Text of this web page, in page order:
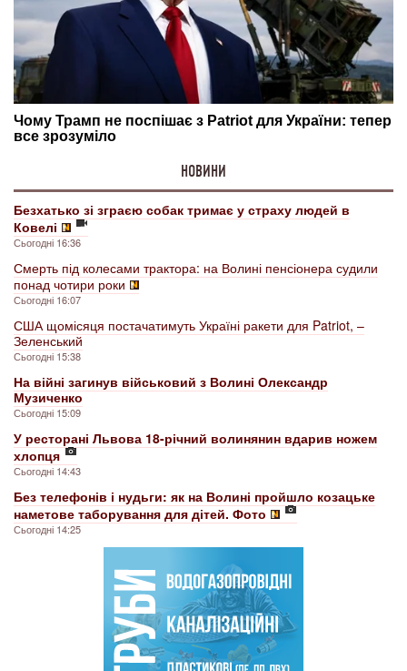
НОВИНИ
Безхатько зі зграєю собак тримає у страху людей в
Ковелі
Сьогодні 16:36
Смерть під колесами трактора: на Волині пенсіонера судили
понад чотири роки
Сьогодні 16:07
США щомісяця постачатимуть Україні ракети для Patriot, –
Зеленський
Сьогодні 15:38
На війні загинув військовий з Волині Олександр
Музиченко
Сьогодні 15:09
У ресторані Львова 18-річний волинянин вдарив ножем
хлопця
Сьогодні 14:43
Без телефонів і нудьги: як на Волині пройшло козацьке
наметове таборування для дітей. Фото
Сьогодні 14:25